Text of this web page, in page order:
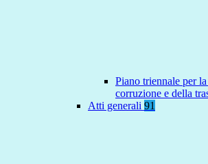
Piano triennale per
corruzione e della
Atti generali 91